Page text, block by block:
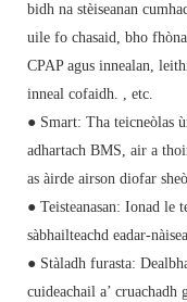
bidh na stèiseanan
uile fo chasaid, bho
CPAP agus innealan,
inneal cofaidh. , etc.
● Smart: Tha teicneòlas
adhartach BMS, air a
as àirde airson diofar
● Teisteanasan: Ionad le
sàbhailteachd eadar-
● Stàladh furasta:
cuideachail a’ cruachadh